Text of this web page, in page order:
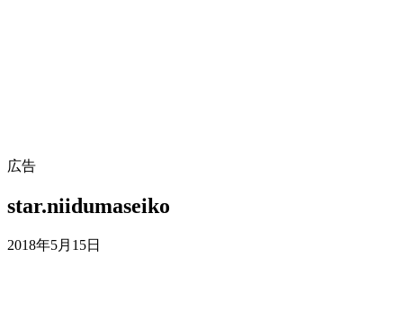
広告
star.niidumaseiko
2018年5月15日